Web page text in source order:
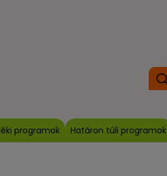
programok Határon túli programok